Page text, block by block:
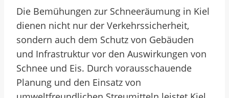
Die Bemühungen zur Schneeräumung in Kiel
dienen nicht nur der Verkehrssicherheit,
sondern auch dem Schutz von Gebäuden
und Infrastruktur vor den Auswirkungen von
Schnee und Eis. Durch vorausschauende
Planung und den Einsatz von